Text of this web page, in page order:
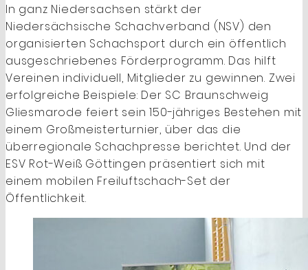
In ganz Niedersachsen stärkt der
Niedersächsische Schachverband (NSV) den
organisierten Schachsport durch ein öffentlich
ausgeschriebenes Förderprogramm. Das hilft
Vereinen individuell, Mitglieder zu gewinnen. Zwei
erfolgreiche Beispiele: Der SC Braunschweig
Gliesmarode feiert sein 150-jähriges Bestehen mit
einem Großmeisterturnier, über das die
überregionale Schachpresse berichtet. Und der
ESV Rot-Weiß Göttingen präsentiert sich mit
einem mobilen Freiluftschach-Set der
Öffentlichkeit.